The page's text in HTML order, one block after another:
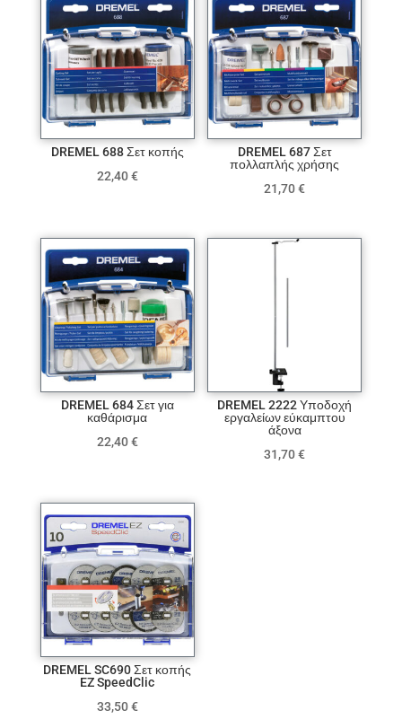
DREMEL 688 Σετ κοπής
22,40€
DREMEL 687 Σετ
πολλαπλής χρήσης
21,70€
DREMEL 684 Σετ για
καθάρισμα
22,40€
DREMEL 2222 Υποδοχή
εργαλείων εύκαμπτου
άξονα
31,70€
DREMEL SC690 Σετ κοπής
EZ SpeedClic
33,50€